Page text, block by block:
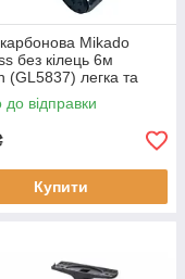
Mikado
без кілець 6м
(GL5837) легка та
для риболовлі
— високоміцний
до відправки
Купити